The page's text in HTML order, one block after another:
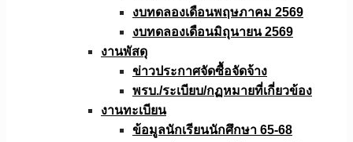
งบทดลองเดือนพฤษภาคม 2569
งบทดลองเดือนมิถุนายน 2569
งานพัสดุ
ข่าวประกาศจัดซื้อจัดจ้าง
พรบ./ระเบียบ/กฏหมายที่เกี่ยวข้อง
งานทะเบียน
ข้อมูลนักเรียนนักศึกษา 65-68